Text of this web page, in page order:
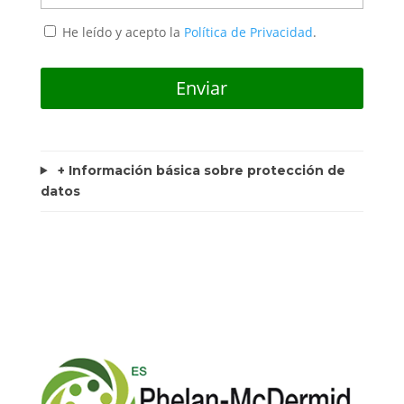
He leído y acepto la Política de Privacidad.
+ Información básica sobre protección de
datos